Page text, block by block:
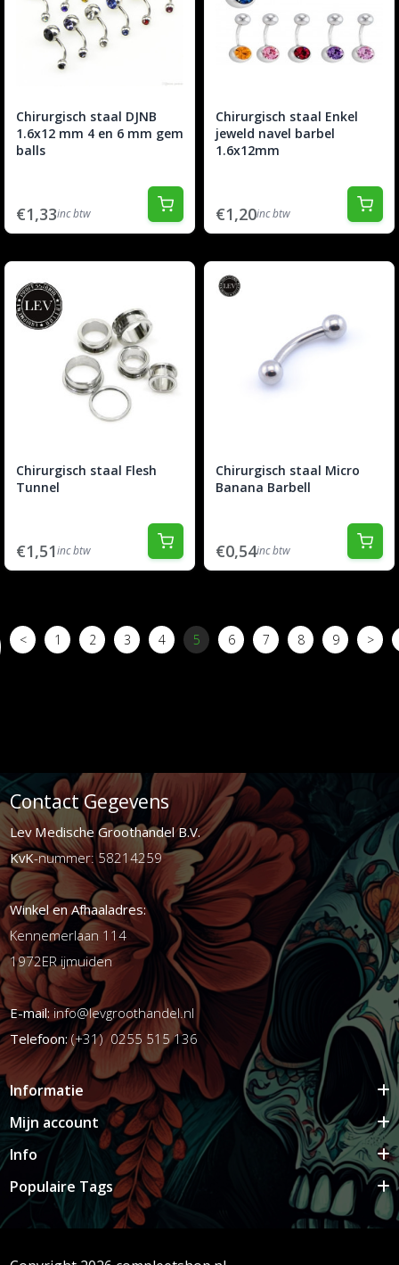
Chirurgisch staal DJNB
1.6x12 mm 4 en 6 mm gem
balls
€1,33inc btw
Chirurgisch staal Enkel
jeweld navel barbel
1.6x12mm
€1,20inc btw
Chirurgisch staal Flesh
Tunnel
€1,51inc btw
Chirurgisch staal Micro
Banana Barbell
€0,54inc btw
< 1 2 3 4 5 6 7 8 9 >
Contact Gegevens
Lev Medische Groothandel B.V.
KvK-nummer: 58214259
Winkel en Afhaaladres:
Kennemerlaan 114
1972ER ijmuiden
E-mail:info@levgroothandel.nl
Telefoon:(+31) 0255 515 136
Informatie
Mijn account
Info
Populaire Tags